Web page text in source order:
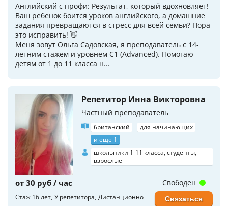
Английский с профи: Результат, который вдохновляет!
Ваш ребенок боится уроков английского, а домашние
задания превращаются в стресс для всей семьи? Пора
это исправить! 👋
Меня зовут Ольга Садовская, я преподаватель с 14-
летним стажем и уровнем C1 (Advanced). Помогаю
детям от 1 до 11 класса н...
Репетитор Инна Викторовна
Частный преподаватель
британский
для начинающих
и еще 1
школьники 1-11 класса, студенты,
взрослые
от 30 руб / час
Стаж 16 лет У репетитора Дистанционно
Свободен
Связаться